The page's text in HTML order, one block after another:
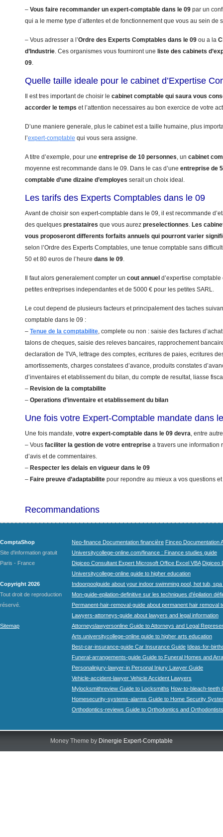
– Vous faire recommander un expert-comptable dans le 09 par un
qui a le meme type d’attentes et de fonctionnement que vous au sein de
– Vous adresser a l’Ordre des Experts Comptables dans le 09 ou a la
d’Industrie. Ces organismes vous fourniront une liste des cabinets
09.
Quelle taille ideale pour le cabinet d’Expertise
Il est tres important de choisir le cabinet comptable qui saura vous
accorder le temps et l’attention necessaires au bon exercice de votre
D’une maniere generale, plus le cabinet est a taille humaine, plus
l’expert-comptable qui vous sera assigne.
A titre d’exemple, pour une entreprise de 10 personnes, un cabinet
moyenne est recommande dans le 09. Dans le cas d’une entreprise de
comptable d’une dizaine d’employes serait un choix ideal.
Les tarifs des Experts Comptables dans le 09
Avant de choisir son expert-comptable dans le 09, il est recommande
des quelques prestataires que vous aurez preselectionnes. Les
vous proposeront differents forfaits annuels qui pourront varier
selon l’Ordre des Experts Comptables, une tenue comptable sans
50 et 80 euros de l’heure dans le 09.
Il faut alors generalement compter un cout annuel d’expertise
petites entreprises independantes et de 5000 € pour les petites SARL.
Le cout depend de plusieurs facteurs et principalement des taches
comptable dans le 09 :
– Tenue de la comptabilite, complete ou non : saisie des factures
talons de cheques, saisie des releves bancaires, rapprochement
declaration de TVA, lettrage des comptes, ecritures de paies, ecritures
amortissements, charges constatees d’avance, produits constates
d’inventaires et etablissement du bilan, du compte de resultat, liasse
– Revision de la comptabilite
– Operations d’inventaire et etablissement du bilan
Une fois votre Expert-Comptable mandate dans
Une fois mandate, votre expert-comptable dans le 09 devra, entre
– Vous faciliter la gestion de votre entreprise a travers une information
d’avis et de commentaires.
– Respecter les delais en vigueur dans le 09
– Faire preuve d’adaptabilite pour repondre au mieux a vos questions
Recommandations
ComptaShop
Site d'information gratuit
Paris - France
Copyright 2026
Tout droit de reproduction
réservé.
Sitemap
Neo-finance Documentation financière Finceo Documentation
Universitycollege-online.com/finance : Finance studies guide
Digiceo Consultant Expert Microsoft Office Excel VBA Digiceo
Universitycollege-online guide to higher education
Indoorpoolguide about your indoor swimming pool, hot tub,
Mon-guide-epilation-definitive sur les techniques d'épilation
Permanent-hair-removal-guide about permanent hair removal
Lawyers-attorneys-guide about lawyers and legal information
Attorneyslawyersonline Guide to Attorneys and Legal
Arts.universitycollege-online guide to higher arts education
Best-car-insurance-guide Car Insurance Guide Ideas-for-
Funeral-arrangements-guide Guide to Funeral Homes and
Personalinjury-lawyer-in Personal Injury Lawyer Guide
Vehicle-accident-lawyer Vehicle Accident Lawyers
Mylocksmithreview Guide to Locksmiths How-to-bleach-teeth
Homesecurity-systems-alarms Guide to Home Security
Orthodontics-reviews Guide to Orthodontics and Orthodontists
Money Theme by Dinergie Expert-Comptable